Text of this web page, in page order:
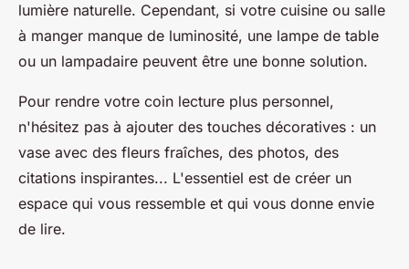
lumière naturelle. Cependant, si votre cuisine ou salle
à manger manque de luminosité, une lampe de table
ou un lampadaire peuvent être une bonne solution.
Pour rendre votre coin lecture plus personnel,
n'hésitez pas à ajouter des touches décoratives : un
vase avec des fleurs fraîches, des photos, des
citations inspirantes... L'essentiel est de créer un
espace qui vous ressemble et qui vous donne envie
de lire.